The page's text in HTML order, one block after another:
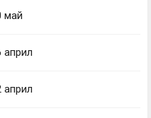
май
април
април